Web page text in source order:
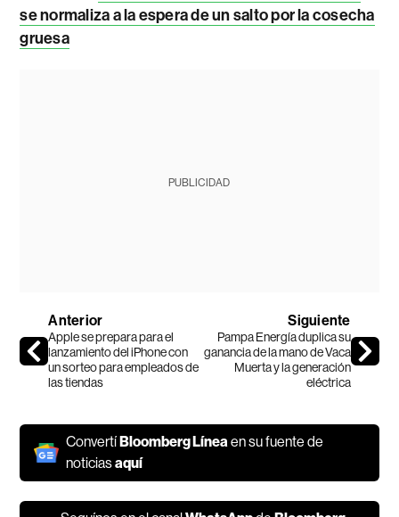
se normaliza a la espera de un salto por la cosecha
gruesa
PUBLICIDAD
Anterior
Apple se prepara para el
lanzamiento del iPhone con
un sorteo para empleados de
las tiendas
Siguiente
Pampa Energía duplica su
ganancia de la mano de Vaca
Muerta y la generación
eléctrica
ConvertíBloomberg Líneaen su fuente de
noticiasaquí